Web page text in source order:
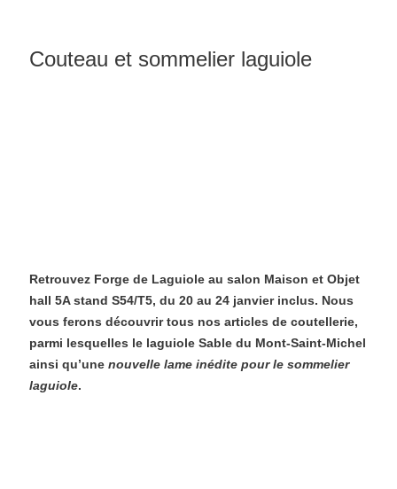
Couteau et sommelier laguiole
Retrouvez Forge de Laguiole au salon Maison et Objet
hall 5A stand S54/T5, du 20 au 24 janvier inclus. Nous
vous ferons découvrir tous nos articles de coutellerie,
parmi lesquelles le laguiole Sable du Mont-Saint-Michel
ainsi qu’unenouvelle lame inédite pour le sommelier
laguiole.